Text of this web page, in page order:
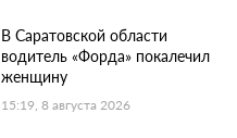
В Саратовской области
водитель «Форда» покалечил
женщину
15:19, 8 августа 2026